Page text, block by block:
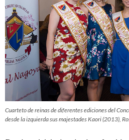
Cuarteto de reinas de diferentes ediciones del
desde la izquierda sus majestades Kaori (2013),